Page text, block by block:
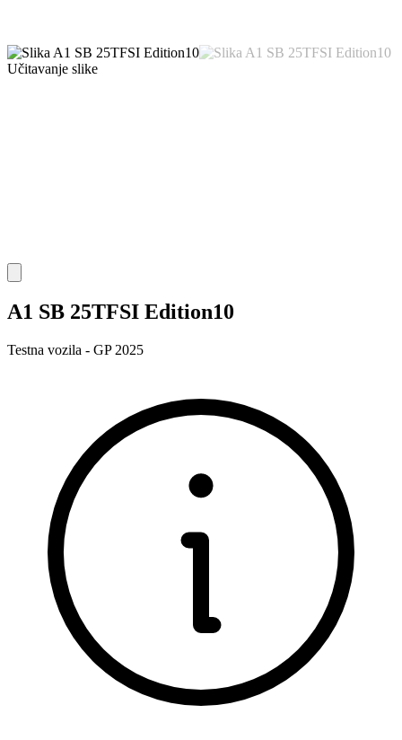
Učitavanje slike
A1 SB 25TFSI Edition10
Testna vozila - GP 2025